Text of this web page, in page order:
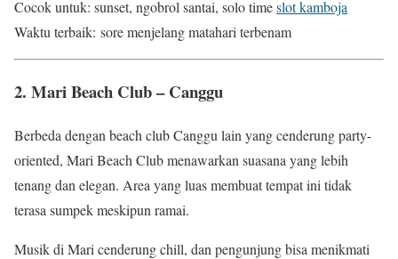
Cocok untuk: sunset, ngobrol santai, solo timeslot kamboja
Waktu terbaik: sore menjelang matahari terbenam
2. Mari Beach Club – Canggu
Berbeda dengan beach club Canggu lain yang cenderung party-
oriented, Mari Beach Club menawarkan suasana yang lebih
tenang dan elegan. Area yang luas membuat tempat ini tidak
terasa sumpek meskipun ramai.
Musik di Mari cenderung chill, dan pengunjung bisa menikmati